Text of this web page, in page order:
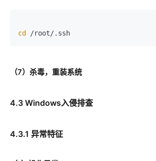
cd
（7）杀毒，重装系统
4.3 Windows入侵排查
4.3.1 异常特征